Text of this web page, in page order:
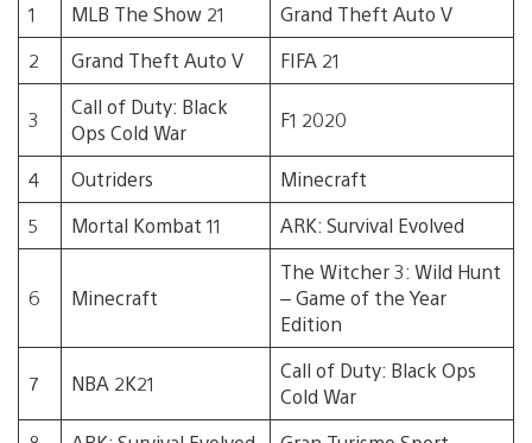
1
MLB The Show 21
Grand Theft Auto V
2
Grand Theft Auto V FIFA 21
3
Call of Duty: Black
Ops Cold War
F1 2020
4 Outriders
Minecraft
5
Mortal Kombat 11 ARK: Survival Evolved
6 Minecraft
The Witcher 3: Wild Hunt
– Game of the Year
Edition
7 NBA 2K21
Call of Duty: Black Ops
Cold War